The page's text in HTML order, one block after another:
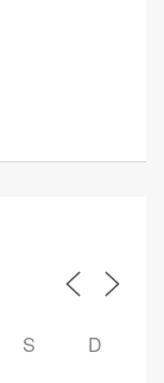
S
D